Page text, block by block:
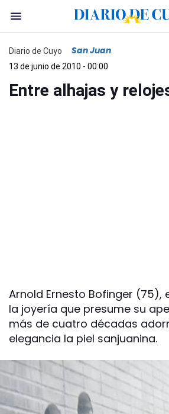
Diario de Cuyo San Juan
13 de junio de 2010 - 00:00
Entre alhajas y
Arnold Ernesto Bofinger (75),
la joyería que presume su
más de cuatro décadas
elegancia la piel sanjuanina.